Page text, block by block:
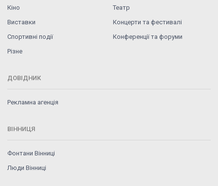
Кіно
Театр
Виставки
Концерти та фестивалі
Спортивні події
Конференції та форуми
Різне
ДОВІДНИК
Рекламна агенція
ВІННИЦЯ
Фонтани Вінниці
Люди Вінниці